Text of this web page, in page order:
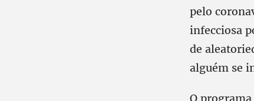
pelo
infecciosa
de
alguém se